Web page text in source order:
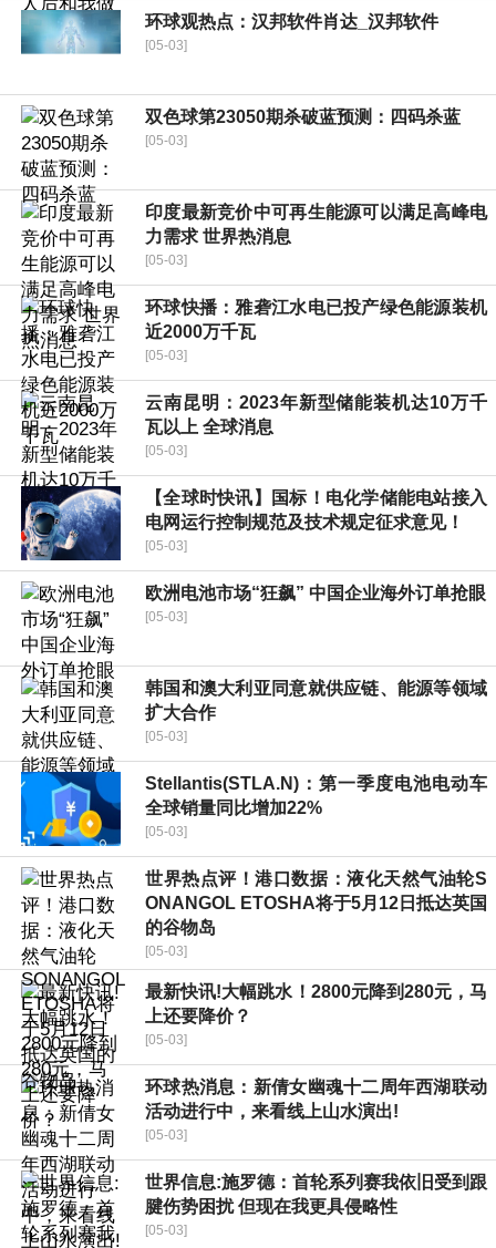
环球观热点：汉邦软件肖达_汉邦软件
[05-03]
双色球第23050期杀破蓝预测：四码杀蓝
[05-03]
印度最新竞价中可再生能源可以满足高峰电
力需求 世界热消息
[05-03]
环球快播：雅砻江水电已投产绿色能源装机
近2000万千瓦
[05-03]
云南昆明：2023年新型储能装机达10万千
瓦以上 全球消息
[05-03]
【全球时快讯】国标！电化学储能电站接入
电网运行控制规范及技术规定征求意见！
[05-03]
欧洲电池市场“狂飙” 中国企业海外订单抢眼
[05-03]
韩国和澳大利亚同意就供应链、能源等领域
扩大合作
[05-03]
Stellantis(STLA.N)：第一季度电池电动车
全球销量同比增加22%
[05-03]
世界热点评！港口数据：液化天然气油轮S
ONANGOL ETOSHA将于5月12日抵达英国
的谷物岛
[05-03]
最新快讯!大幅跳水！2800元降到280元，马
上还要降价？
[05-03]
环球热消息：新倩女幽魂十二周年西湖联动
活动进行中，来看线上山水演出!
[05-03]
世界信息:施罗德：首轮系列赛我依旧受到跟
腱伤势困扰 但现在我更具侵略性
[05-03]